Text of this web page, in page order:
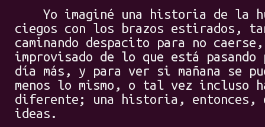
Yo imaginé una historia de la
ciegos con los brazos estirados,
caminando despacito para no caerse,
improvisado de lo que está
día más, y para ver si mañana se
menos lo mismo, o tal vez incluso
diferente; una historia, entonces,
ideas.